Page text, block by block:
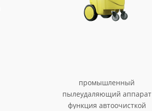
промышленный
пылеудаляющий аппарат
функция автоочисткой